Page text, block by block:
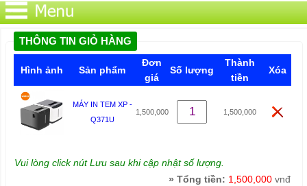
THÔNG TIN GIỎ HÀNG
Hình ảnh Sản phẩm
Đơn
giá
Số lượng
Thành
tiền
Xóa
MÁY IN TEM XP -
Q371U
1,500,000 1,500,000
Vui lòng click nút Lưu sau khi cập nhật số lượng.
» Tổng tiền: 1,500,000vnđ